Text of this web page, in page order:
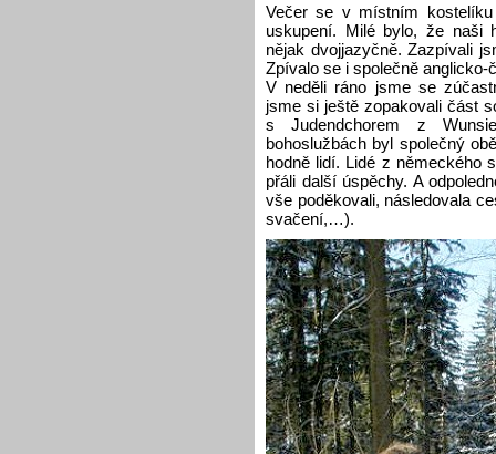
Večer se v místním
uskupení. Milé bylo, že naši
nějak dvojjazyčně. Zazpívali
Zpívalo se i společně anglicko-
V neděli ráno jsme se
jsme si ještě zopakovali část
s Judendchorem z
bohoslužbách byl společný
hodně lidí. Lidé z německého
přáli další úspěchy. A
vše poděkovali, následovala
svačení,…).